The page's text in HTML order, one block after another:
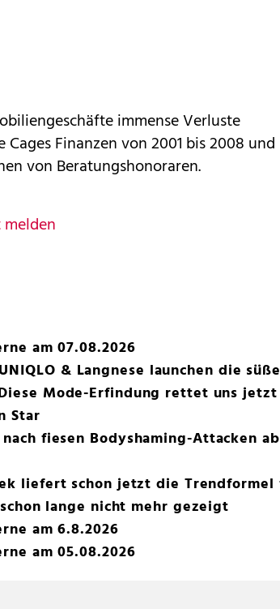
immense Verluste
Finanzen von 2001 bis 2008 und
von Beratungshonoraren.
am 07.08.2026
& Langnese launchen die
Mode-Erfindung rettet uns
Star
fiesen Bodyshaming-Attacken ab
liefert schon jetzt die Trendformel
lange nicht mehr gezeigt
am 6.8.2026
am 05.08.2026